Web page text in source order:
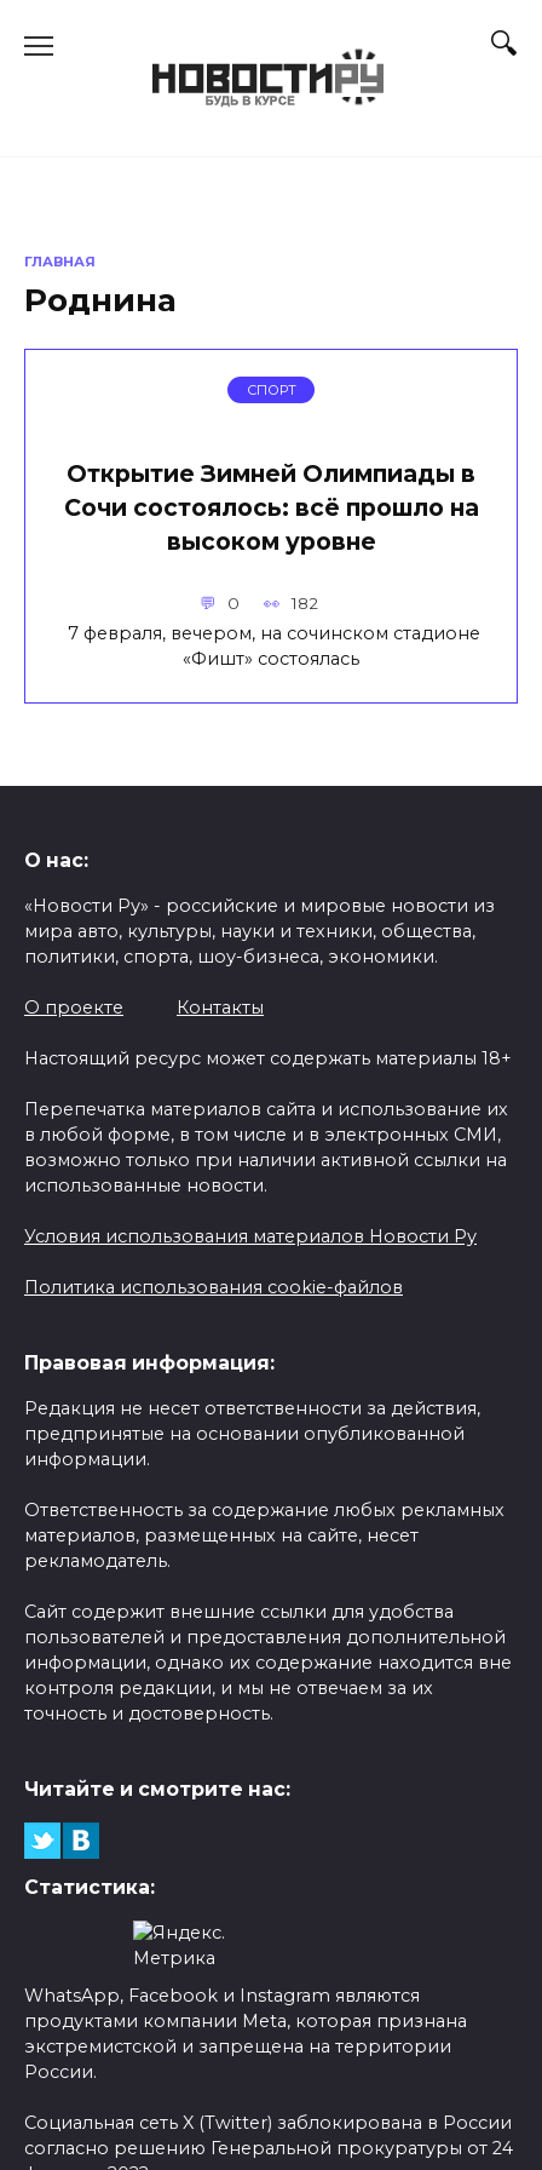
ГЛАВНАЯ
Роднина
СПОРТ
Открытие Зимней Олимпиады в
Сочи состоялось: всё прошло на
высоком уровне
0 182
7 февраля, вечером, на сочинском стадионе
«Фишт» состоялась
О нас:
«Новости Ру» - российские и мировые новости из
мира авто, культуры, науки и техники, общества,
политики, спорта, шоу-бизнеса, экономики.
О проекте Контакты
Настоящий ресурс может содержать материалы 18+
Перепечатка материалов сайта и использование их
в любой форме, в том числе и в электронных СМИ,
возможно только при наличии активной ссылки на
использованные новости.
Условия использования материалов Новости Ру
Политика использования cookie-файлов
Правовая информация:
Редакция не несет ответственности за действия,
предпринятые на основании опубликованной
информации.
Ответственность за содержание любых рекламных
материалов, размещенных на сайте, несет
рекламодатель.
Сайт содержит внешние ссылки для удобства
пользователей и предоставления дополнительной
информации, однако их содержание находится вне
контроля редакции, и мы не отвечаем за их
точность и достоверность.
Читайте и смотрите нас:
Статистика:
WhatsApp, Facebook и Instagram являются
продуктами компании Meta, которая признана
экстремистской и запрещена на территории
России.
Социальная сеть X (Twitter) заблокирована в России
согласно решению Генеральной прокуратуры от 24